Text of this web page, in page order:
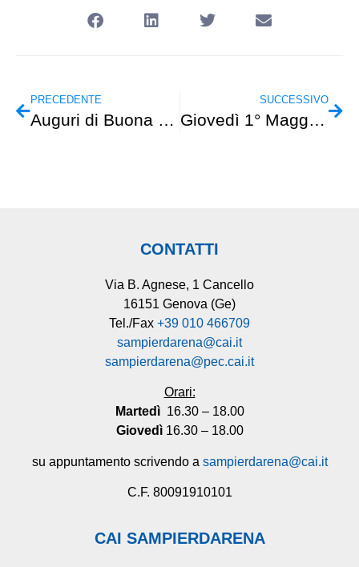
PRECEDENTE
Auguri di Buona Pasqua
SUCCESSIVO
Giovedì 1° Maggio – Escursionismo – Anello Orco-Ciappo delle Conche-Arma di Strapatente
CONTATTI
Via B. Agnese, 1 Cancello
16151 Genova (Ge)
Tel./Fax +39 010 466709
sampierdarena@cai.it
sampierdarena@pec.cai.it
Orari:
Martedì 16.30 – 18.00
Giovedì16.30 – 18.00
su appuntamento scrivendo a sampierdarena@cai.it
C.F. 80091910101
CAI SAMPIERDARENA